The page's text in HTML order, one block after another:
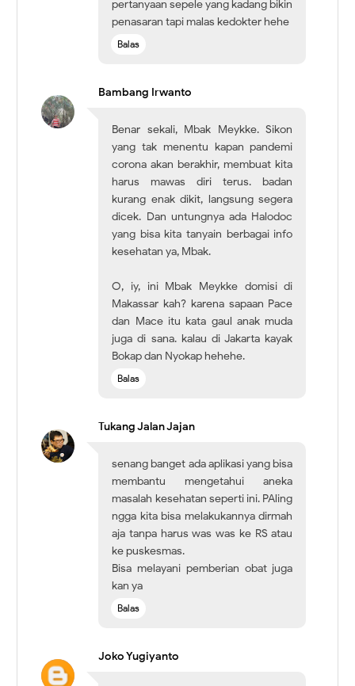
pertanyaan sepele yang kadang bikin
penasaran tapi malas kedokter hehe
Balas
Bambang Irwanto
Benar sekali, Mbak Meykke. Sikon
yang tak menentu kapan pandemi
corona akan berakhir, membuat kita
harus mawas diri terus. badan
kurang enak dikit, langsung segera
dicek. Dan untungnya ada Halodoc
yang bisa kita tanyain berbagai info
kesehatan ya, Mbak.
O, iy, ini Mbak Meykke domisi di
Makassar kah? karena sapaan Pace
dan Mace itu kata gaul anak muda
juga di sana. kalau di Jakarta kayak
Bokap dan Nyokap hehehe.
Balas
Tukang Jalan Jajan
senang banget ada aplikasi yang bisa
membantu mengetahui aneka
masalah kesehatan seperti ini. PAling
ngga kita bisa melakukannya dirmah
aja tanpa harus was was ke RS atau
ke puskesmas.
Bisa melayani pemberian obat juga
kan ya
Balas
Joko Yugiyanto